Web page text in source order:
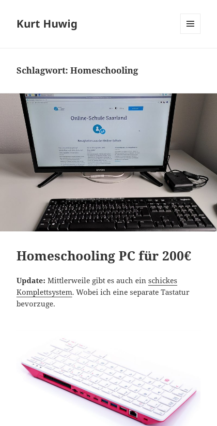
Kurt Huwig
Schlagwort:Homeschooling
Homeschooling PC für 200€
Update: Mittlerweile gibt es auch einschickes
Komplettsystem. Wobei ich eine separate Tastatur
bevorzuge.